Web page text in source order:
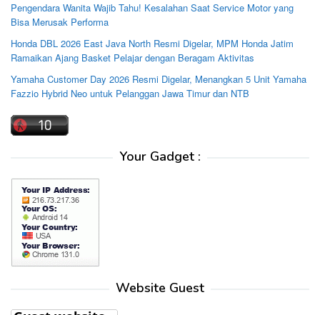
Pengendara Wanita Wajib Tahu! Kesalahan Saat Service Motor yang
Bisa Merusak Performa
Honda DBL 2026 East Java North Resmi Digelar, MPM Honda Jatim
Ramaikan Ajang Basket Pelajar dengan Beragam Aktivitas
Yamaha Customer Day 2026 Resmi Digelar, Menangkan 5 Unit Yamaha
Fazzio Hybrid Neo untuk Pelanggan Jawa Timur dan NTB
Your Gadget :
Website Guest